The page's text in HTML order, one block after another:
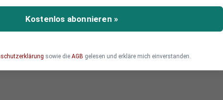
das äußerst kritisch.
Kostenlos abonnieren »
sowie die AGB gelesen und erkläre mich einverstanden.